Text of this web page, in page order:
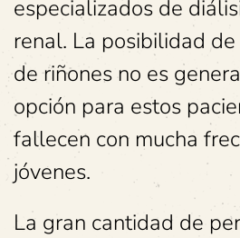
especializados de
renal. La posibilidad
de riñones no es
opción para estos
fallecen con mucha
jóvenes.
La gran cantidad de